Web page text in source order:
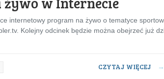
internetowy program na żywo o tematyce
Kolejny odcinek będzie można obejrzeć już
CZYTAJ WIĘCEJ →